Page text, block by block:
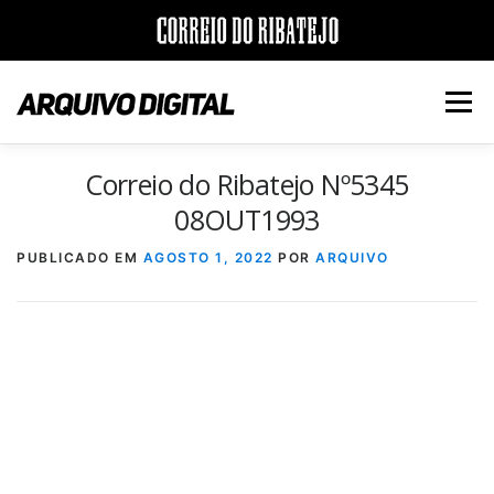
para
conteúdo
Menu
JORNAIS DÉCADAS
VERSÃO PDF E IMPRESSÃO
Correio do Ribatejo Nº5345
08OUT1993
PUBLICADO EM AGOSTO 1, 2022 POR ARQUIVO